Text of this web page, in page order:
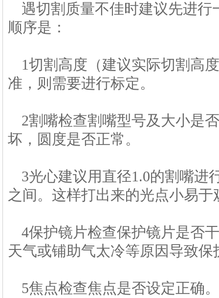
遇切割质量不佳时建议先进
顺序是：
1切割高度（建议实际切割高
准，则需要进行标定。
2割嘴检查割嘴型号及大小是
坏，圆度是否正常。
3光心建议用直径1.0的割嘴进
之间。这样打出来的光点小易于
4保护镜片检查保护镜片是否
天气或铺助气太冷等原因导致保
5焦点检查焦点是否设定正确